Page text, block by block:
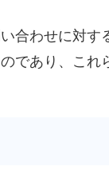
合わせに対
であり、これ